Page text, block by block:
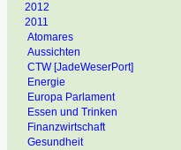
2012
2011
Atomares
Aussichten
CTW [JadeWeserPort]
Energie
Europa Parlament
Essen und Trinken
Finanzwirtschaft
Gesundheit